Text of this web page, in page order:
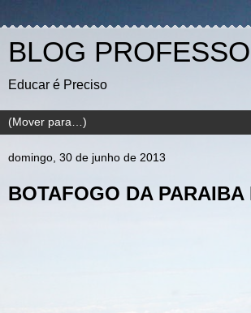
BLOG
Educar é Preciso
domingo, 30 de junho de 2013
BOTAFOGO DA